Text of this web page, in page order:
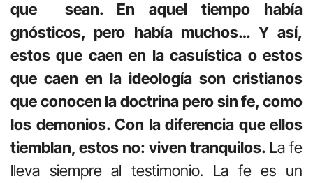
que sean. En aquel tiempo había
gnósticos, pero había muchos… Y así,
estos que caen en la casuística o estos
que caen en la ideología son cristianos
que conocen la doctrina pero sin fe, como
los demonios. Con la diferencia que ellos
tiemblan, estos no: viven tranquilos. La fe
lleva siempre al testimonio. La fe es un